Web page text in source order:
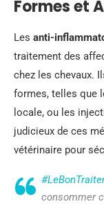
Formes et
Les anti-
traitement des
chez les chevaux.
formes, telles que
locale, ou les
judicieux de ces
vétérinaire pour
consommer